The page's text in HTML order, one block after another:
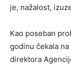
je, nažalost,
Kao poseban
godinu čekala
direktora